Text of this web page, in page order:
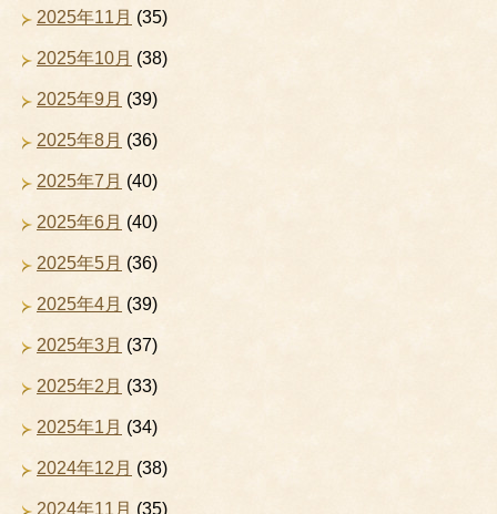
2025年11月 (35)
2025年10月 (38)
2025年9月 (39)
2025年8月 (36)
2025年7月 (40)
2025年6月 (40)
2025年5月 (36)
2025年4月 (39)
2025年3月 (37)
2025年2月 (33)
2025年1月 (34)
2024年12月 (38)
2024年11月 (35)